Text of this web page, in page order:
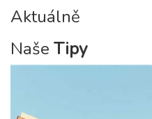
Aktuálně
Naše Tipy